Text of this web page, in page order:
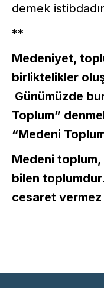
demek
**
Medeniyet,
birliktelikler
Günümüzde
Toplum”
“Medeni
Medeni toplum,
bilen
cesaret